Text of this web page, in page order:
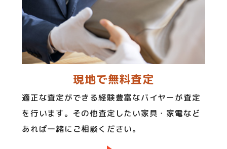
現地で無料査定
適正な査定ができる経験豊富なバイヤーが査定
を行います。その他査定したい家具・家電など
あれば一緒にご相談ください。